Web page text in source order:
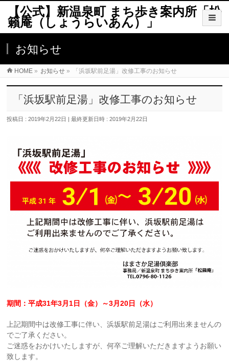
【公式】新温泉町 まち歩き案内所「松
籟庵（しょうらいあん）」
お知らせ
HOME » お知らせ » 「浜坂駅前足湯」改修工事のお知らせ
「浜坂駅前足湯」改修工事のお知らせ
投稿日 : 2019年2月22日 最終更新日時 : 2019年2月22日
期間：平成31年3月1日（金）～3月20日（水）
上記期間中は改修工事に伴い、浜坂駅前足湯はご利用出来ませんの
でご了承ください。
ご迷惑をおかけいたしますが、何卒ご理解いただきますようお願い
致します。